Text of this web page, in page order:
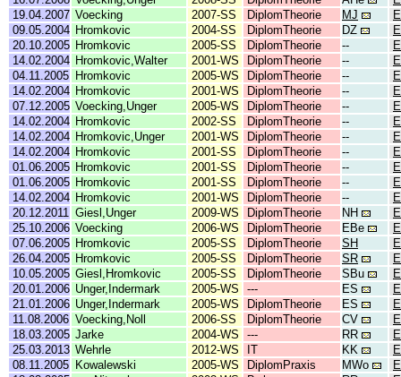
19.04.2007 Voecking 2007-SS DiplomTheorie MJ
09.05.2004 Hromkovic 2004-SS DiplomTheorie DZ
20.10.2005 Hromkovic 2005-SS DiplomTheorie --
14.02.2004 Hromkovic,Walter 2001-WS DiplomTheorie --
04.11.2005 Hromkovic 2005-WS DiplomTheorie --
14.02.2004 Hromkovic 2001-WS DiplomTheorie --
07.12.2005 Voecking,Unger 2005-WS DiplomTheorie --
14.02.2004 Hromkovic 2002-SS DiplomTheorie --
14.02.2004 Hromkovic,Unger 2001-WS DiplomTheorie --
14.02.2004 Hromkovic 2001-SS DiplomTheorie --
01.06.2005 Hromkovic 2001-SS DiplomTheorie --
01.06.2005 Hromkovic 2001-SS DiplomTheorie --
14.02.2004 Hromkovic 2001-WS DiplomTheorie --
20.12.2011
Giesl,Unger 2009-WS DiplomTheorie NH
25.10.2006 Voecking 2006-WS DiplomTheorie EBe
07.06.2005 Hromkovic 2005-SS DiplomTheorie SH
26.04.2005 Hromkovic 2005-SS DiplomTheorie SR
10.05.2005 Giesl,Hromkovic 2005-SS DiplomTheorie SBu
20.01.2006 Unger,Indermark 2005-WS --- ES
21.01.2006 Unger,Indermark 2005-WS DiplomTheorie ES
11.08.2006 Voecking,Noll 2006-SS DiplomTheorie CV
18.03.2005 Jarke 2004-WS --- RR
25.03.2013 Wehrle 2012-WS IT KK
08.11.2005 Kowalewski 2005-WS DiplomPraxis MWo